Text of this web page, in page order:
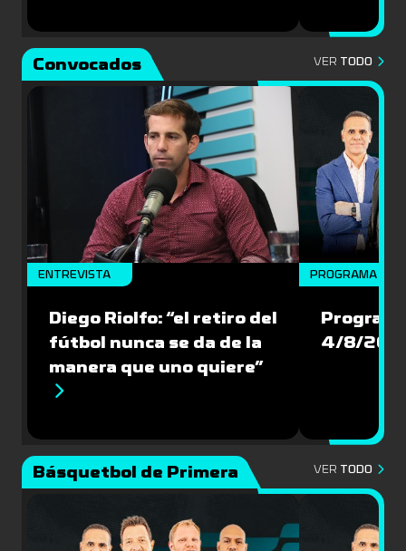
Convocados VER TODO
ENTREVISTA
Diego Riolfo: “el retiro del
fútbol nunca se da de la
manera que uno quiere”
PROGRAMA
4/8/
Básquetbol de Primera VER TODO